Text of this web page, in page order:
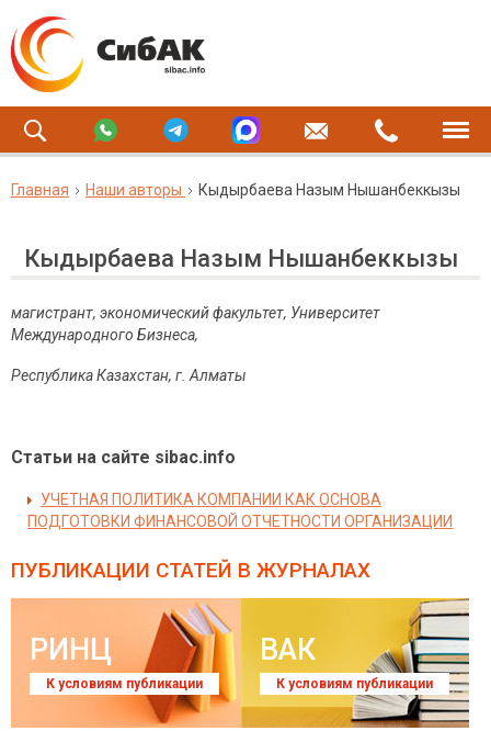
Главная Наши авторы Кыдырбаева Назым Нышанбеккызы
Кыдырбаева Назым Нышанбеккызы
магистрант, экономический факультет, Университет
Международного Бизнеса,
Республика Казахстан, г. Алматы
Статьи на сайте sibac.info
УЧЕТНАЯ ПОЛИТИКА КОМПАНИИ КАК ОСНОВА
ПОДГОТОВКИ ФИНАНСОВОЙ ОТЧЕТНОСТИ ОРГАНИЗАЦИИ
ПУБЛИКАЦИИ СТАТЕЙ В ЖУРНАЛАХ
РИНЦ
К условиям публикации
ВАК
К условиям публикации